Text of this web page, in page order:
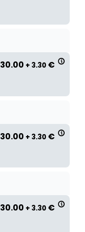
30.00 + 3.30 €
30.00 + 3.30 €
30.00 + 3.30 €